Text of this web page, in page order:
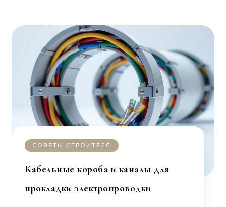
СОВЕТЫ СТРОИТЕЛЯ
Кабельные короба и каналы для
прокладки электропроводки